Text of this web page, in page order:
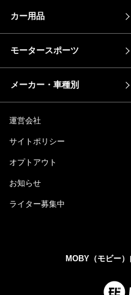
カー用品
モータースポーツ
メーカー・車種別
運営会社
サイトポリシー
オプトアウト
お知らせ
ライター募集中
MOBY（モビー